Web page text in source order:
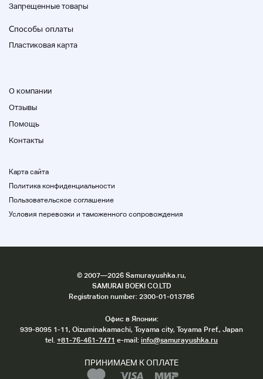
Запрещенные товары
Способы оплаты
Пластиковая карта
О компании
Отзывы
Помощь
Контакты
Карта сайта
Политика конфиденциальности
Пользовательское соглашение
Условия перевозки и таможенного сопровождения
© 2007—2026 Samurayushka.ru,
SAMURAI BOEKI CO.LTD
Registration number: 2300-01-013786
Офис в Японии:
939-8095 1-11, Oizuminakamachi, Toyama city, Toyama Pref., Japan
tel. +81-76-461-7471 e-mail: info@samurayushka.ru
ПРИНИМАЕМ К ОПЛАТЕ